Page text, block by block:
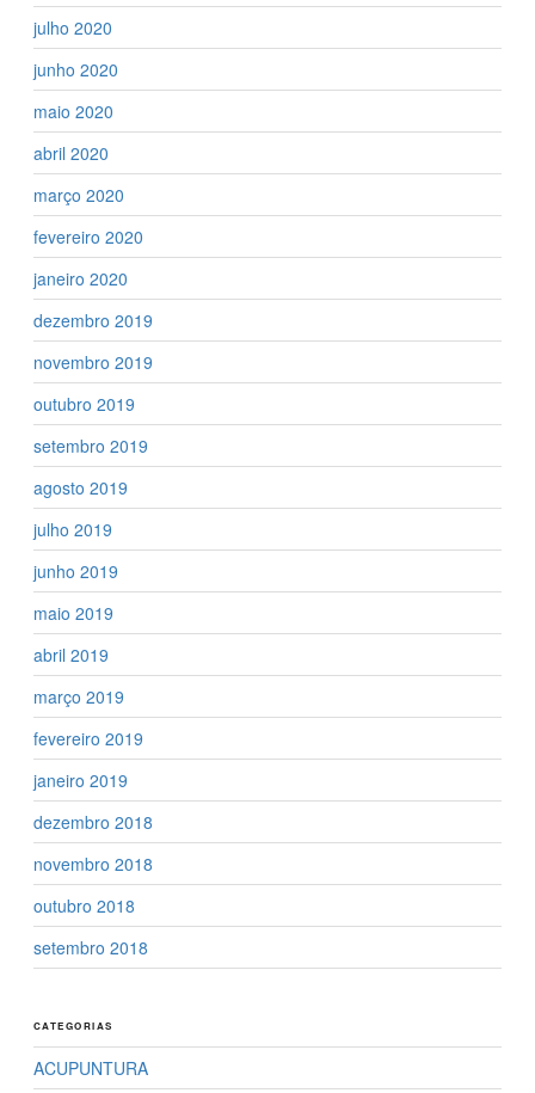
julho 2020
junho 2020
maio 2020
abril 2020
março 2020
fevereiro 2020
janeiro 2020
dezembro 2019
novembro 2019
outubro 2019
setembro 2019
agosto 2019
julho 2019
junho 2019
maio 2019
abril 2019
março 2019
fevereiro 2019
janeiro 2019
dezembro 2018
novembro 2018
outubro 2018
setembro 2018
CATEGORIAS
ACUPUNTURA